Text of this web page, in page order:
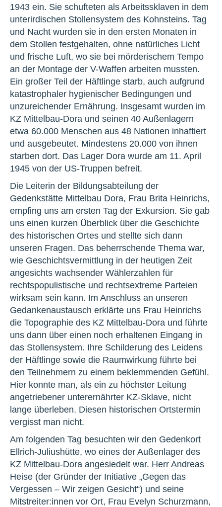
1943 ein. Sie schufteten als Arbeitssklaven in dem
unterirdischen Stollensystem des Kohnsteins. Tag
und Nacht wurden sie in den ersten Monaten in
dem Stollen festgehalten, ohne natürliches Licht
und frische Luft, wo sie bei mörderischem Tempo
an der Montage der V-Waffen arbeiten mussten.
Ein großer Teil der Häftlinge starb, auch aufgrund
katastrophaler hygienischer Bedingungen und
unzureichender Ernährung. Insgesamt wurden im
KZ Mittelbau-Dora und seinen 40 Außenlagern
etwa 60.000 Menschen aus 48 Nationen inhaftiert
und ausgebeutet. Mindestens 20.000 von ihnen
starben dort. Das Lager Dora wurde am 11. April
1945 von der US-Truppen befreit.
Die Leiterin der Bildungsabteilung der
Gedenkstätte Mittelbau Dora, Frau Brita Heinrichs,
empfing uns am ersten Tag der Exkursion. Sie gab
uns einen kurzen Überblick über die Geschichte
des historischen Ortes und stellte sich dann
unseren Fragen. Das beherrschende Thema war,
wie Geschichtsvermittlung in der heutigen Zeit
angesichts wachsender Wählerzahlen für
rechtspopulistische und rechtsextreme Parteien
wirksam sein kann. Im Anschluss an unseren
Gedankenaustausch erklärte uns Frau Heinrichs
die Topographie des KZ Mittelbau-Dora und führte
uns dann über einen noch erhaltenen Eingang in
das Stollensystem. Ihre Schilderung des Leidens
der Häftlinge sowie die Raumwirkung führte bei
den Teilnehmern zu einem beklemmenden Gefühl.
Hier konnte man, als ein zu höchster Leitung
angetriebener unterernährter KZ-Sklave, nicht
lange überleben. Diesen historischen Ortstermin
vergisst man nicht.
Am folgenden Tag besuchten wir den Gedenkort
Ellrich-Juliushütte, wo eines der Außenlager des
KZ Mittelbau-Dora angesiedelt war. Herr Andreas
Heise (der Gründer der Initiative „Gegen das
Vergessen – Wir zeigen Gesicht“) und seine
Mitstreiter:innen vor Ort, Frau Evelyn Schurzmann,